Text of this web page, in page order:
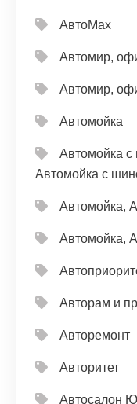
АвтоМах
Автомир,
Автомир,
Автомойка
Автомойка с
Автомойка с
Автомойка,
Автомойка,
Авторам и
Авторемонт
Авторитет
Автосалон